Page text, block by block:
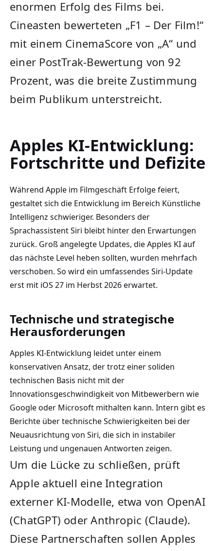
enormen Erfolg des Films bei.
Cineasten bewerteten „F1 – Der Film!“
mit einem CinemaScore von „A“ und
einer PostTrak-Bewertung von 92
Prozent, was die breite Zustimmung
beim Publikum unterstreicht.
Apples KI-Entwicklung:
Fortschritte und Defizite
Während Apple im Filmgeschäft Erfolge feiert,
gestaltet sich die Entwicklung im Bereich Künstliche
Intelligenz schwieriger. Besonders der
Sprachassistent Siri bleibt hinter den Erwartungen
zurück. Groß angelegte Updates, die Apples KI auf
das nächste Level heben sollten, wurden mehrfach
verschoben. So wird ein umfassendes Siri-Update
erst mit iOS 27 im Herbst 2026 erwartet.
Technische und strategische
Herausforderungen
Apples KI-Entwicklung leidet unter einem
konservativen Ansatz, der trotz einer soliden
technischen Basis nicht mit der
Innovationsgeschwindigkeit von Mitbewerbern wie
Google oder Microsoft mithalten kann. Intern gibt es
Berichte über technische Schwierigkeiten bei der
Neuausrichtung von Siri, die sich in instabiler
Leistung und ungenauen Antworten zeigen.
Um die Lücke zu schließen, prüft
Apple aktuell eine Integration
externer KI-Modelle, etwa von OpenAI
(ChatGPT) oder Anthropic (Claude).
Diese Partnerschaften sollen Apples